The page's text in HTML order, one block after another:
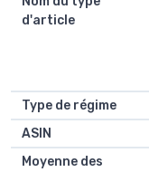
d'article
Type de régime
ASIN
Moyenne des